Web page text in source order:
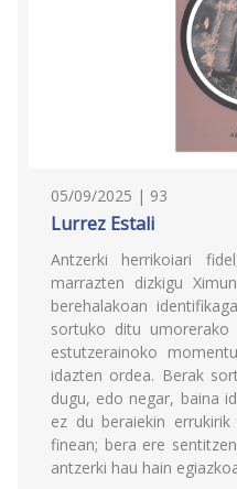
05/09/2025 | 93
Lurrez Estali
Antzerki herrikoiari
marrazten dizkigu
berehalakoan
sortuko ditu umorerako
estutzerainoko
idazten ordea. Berak
dugu, edo negar, baina
ez du beraiekin
finean; bera ere
antzerki hau hain